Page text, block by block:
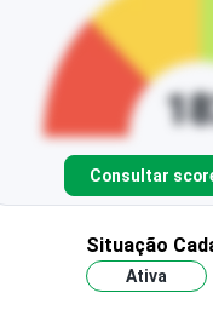
Consultar
Situação
Ativa